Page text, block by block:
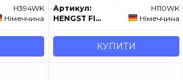
H394WK
Німеччина
Артикул:
H110WK
HENGST FILTER
Німеччина
КУПИТИ